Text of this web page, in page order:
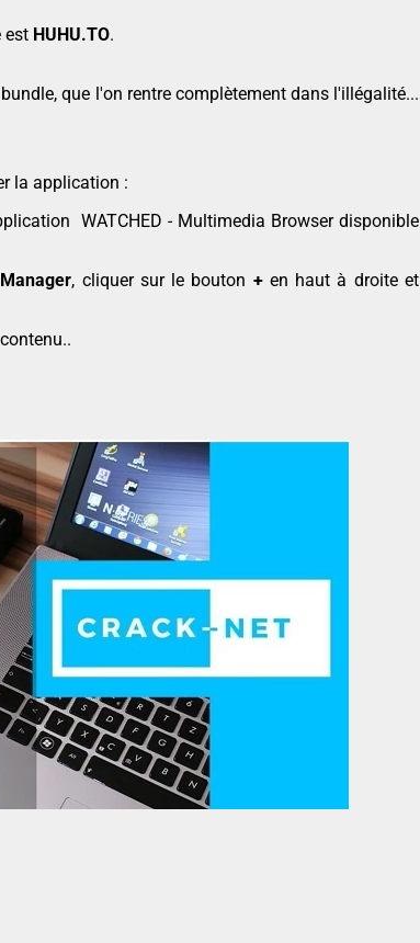
est HUHU.TO.
que l'on rentre complètement dans l'illégalité...
la application :
WATCHED - Multimedia Browser disponible
Manager, cliquer sur le bouton +en haut à droite et